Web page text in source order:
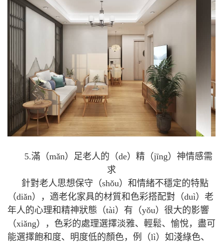
5.滿（mǎn）足老人的（de）精（jīng）神情感需
求
針對老人思想保守（shǒu）和情緒不穩定的特點
（diǎn），適老化家具的材質和色彩搭配對（duì）老
年人的心理和精神狀態（tài）有（yǒu）很大的影響
（xiǎng），色彩的處理選擇淡雅、輕鬆、愉悅，盡可
能選擇飽和度、明度低的顏色，例（lì）如淺綠色、